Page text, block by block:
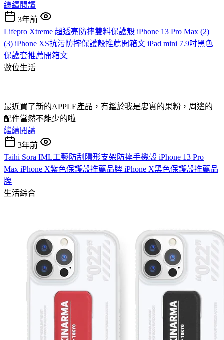
繼續閱讀
3年前
Lifepro Xtreme 超透亮防摔雙料保護殼 iPhone 13 Pro Max (2)
(3) iPhone XS抗污防摔保護殼推薦開箱文 iPad mini 7.9吋黑色
保護套推薦開箱文
數位生活
最近買了新的APPLE產品，有鑑於我是忠實的果粉，周邊的
配件當然不能少的啦
繼續閱讀
3年前
Taihi Sora IML工藝防刮隱形支架防摔手機殼 iPhone 13 Pro
Max iPhone X紫色保護殼推薦品牌 iPhone X黑色保護殼推薦品
牌
生活綜合